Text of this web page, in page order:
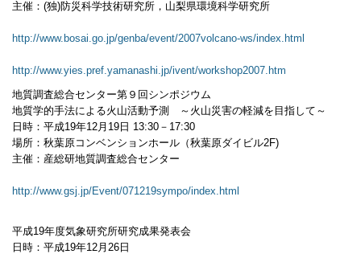
主催：(独)防災科学技術研究所，山梨県環境科学研究所
http://www.bosai.go.jp/genba/event/2007volcano-ws/index.html
http://www.yies.pref.yamanashi.jp/ivent/workshop2007.htm
地質調査総合センター第９回シンポジウム
地質学的手法による火山活動予測 ～火山災害の軽減を目指して～
日時：平成19年12月19日 13:30－17:30
場所：秋葉原コンベンションホール（秋葉原ダイビル2F)
主催：産総研地質調査総合センター
http://www.gsj.jp/Event/071219sympo/index.html
平成19年度気象研究所研究成果発表会
日時：平成19年12月26日